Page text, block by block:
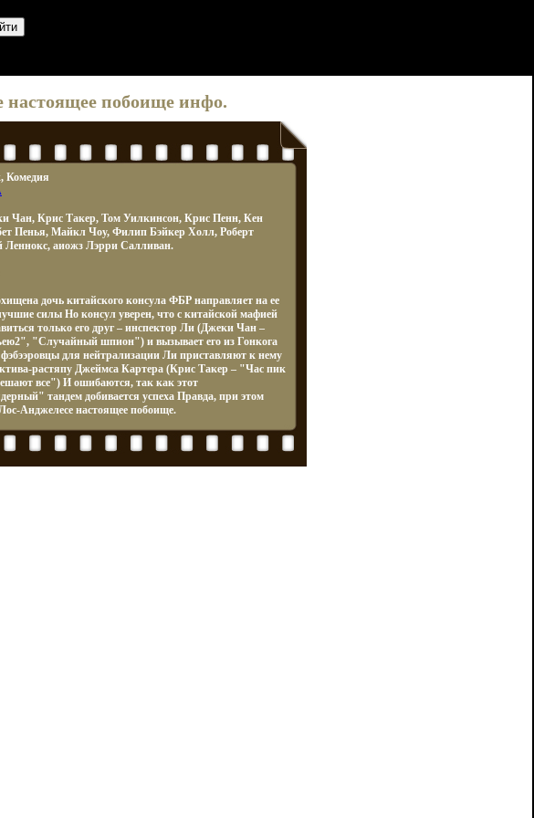
настоящее побоище инфо.
Комедия
Чан, Крис Такер, Том Уилкинсон, Крис Пенн, Кен
Пенья, Майкл Чоу, Филип Бэйкер Холл, Роберт
Леннокс, аиожз Лэрри Салливан.
дочь китайского консула ФБР направляет на ее
силы Но консул уверен, что с китайской мафией
только его друг – инспектор Ли (Джеки Чан –
"Случайный шпион") и вызывает его из Гонкога
для нейтрализации Ли приставляют к нему
растяпу Джеймса Картера (Крис Такер – "Час пик
все") И ошибаются, так как этот
тандем добивается успеха Правда, при этом
Анджелесе настоящее побоище.